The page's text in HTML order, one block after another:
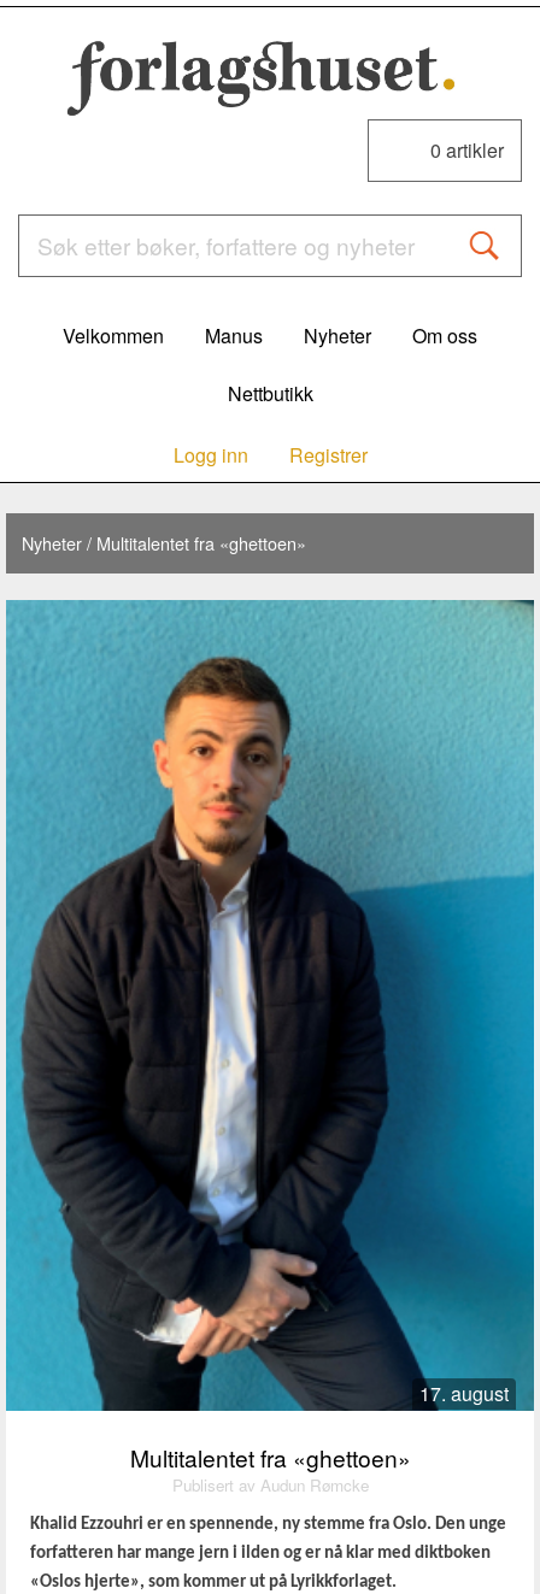
0 artikler
Velkommen Manus Nyheter Om oss
Nettbutikk
Logg inn Registrer
Nyheter/ Multitalentet fra «ghettoen»
Multitalentet fra «ghettoen»
Publisert av Audun Rømcke
17. august
Khalid Ezzouhri er en spennende, ny stemme fra Oslo. Den unge
forfatteren har mange jern i ilden og er nå klar med diktboken
«Oslos hjerte», som kommer ut på Lyrikkforlaget.